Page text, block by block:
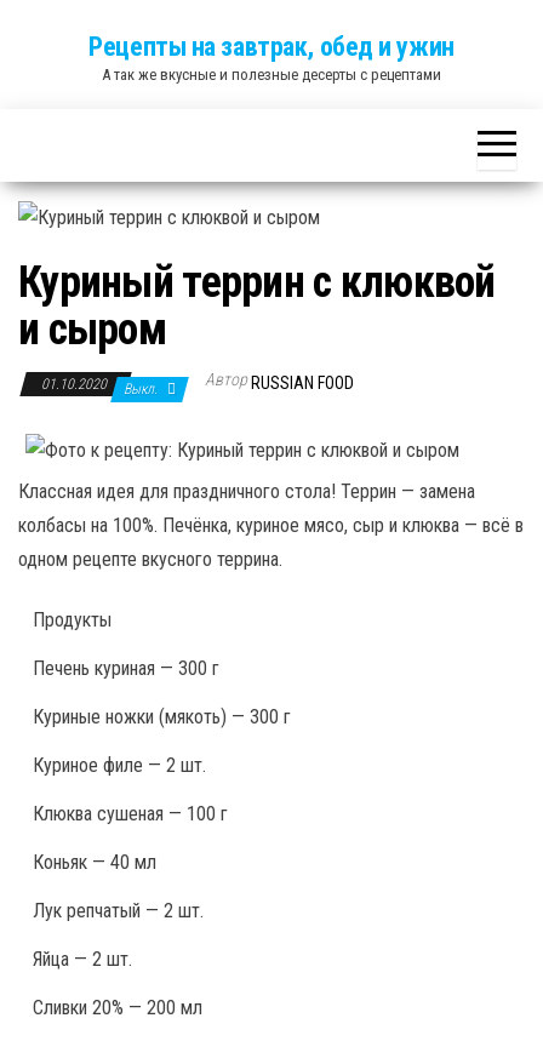
Рецепты на завтрак, обед и ужин
А так же вкусные и полезные десерты с рецептами
Куриный террин с клюквой
и сыром
01.10.2020 Выкл. Автор RUSSIAN FOOD
Классная идея для праздничного стола! Террин — замена
колбасы на 100%. Печёнка, куриное мясо, сыр и клюква — всё в
одном рецепте вкусного террина.
Продукты
Печень куриная — 300 г
Куриные ножки (мякоть) — 300 г
Куриное филе — 2 шт.
Клюква сушеная — 100 г
Коньяк — 40 мл
Лук репчатый — 2 шт.
Яйца — 2 шт.
Сливки 20% — 200 мл